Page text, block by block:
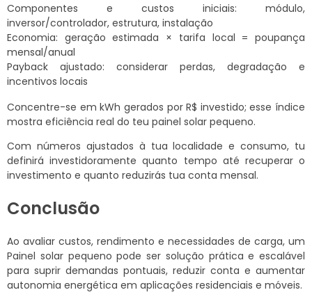
Componentes e custos iniciais: módulo,
inversor/controlador, estrutura, instalação
Economia: geração estimada × tarifa local = poupança
mensal/anual
Payback ajustado: considerar perdas, degradação e
incentivos locais
Concentre-se em kWh gerados por R$ investido; esse índice
mostra eficiência real do teu painel solar pequeno.
Com números ajustados à tua localidade e consumo, tu
definirá investidoramente quanto tempo até recuperar o
investimento e quanto reduzirás tua conta mensal.
Conclusão
Ao avaliar custos, rendimento e necessidades de carga, um
Painel solar pequeno pode ser solução prática e escalável
para suprir demandas pontuais, reduzir conta e aumentar
autonomia energética em aplicações residenciais e móveis.